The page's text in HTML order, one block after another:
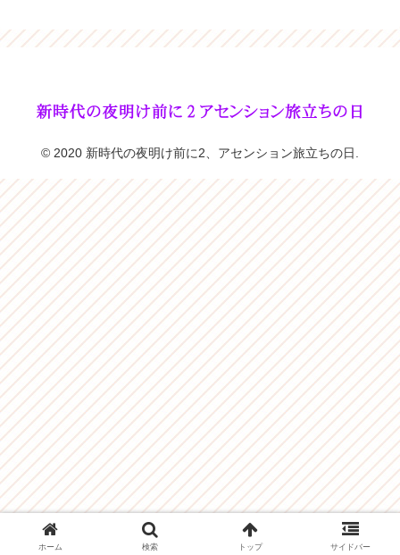
© 2020 新時代の夜明け前に2、アセンション旅立ちの日.
ホーム 検索 トップ サイドバー